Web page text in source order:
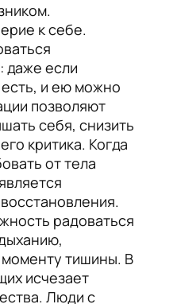
к себе.
даже если
и ею можно
позволяют
себя, снизить
критика. Когда
от тела
радоваться
тишины. В
исчезает
Люди с